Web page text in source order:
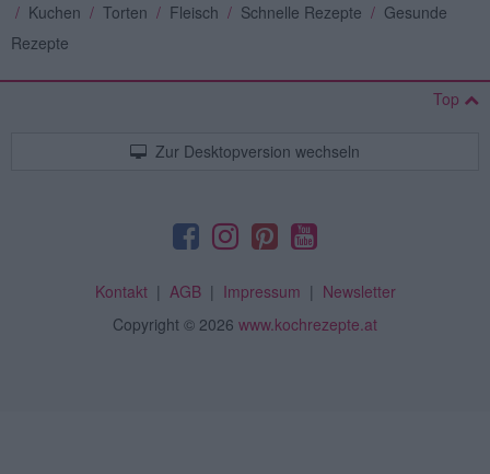
/ Kuchen / Torten / Fleisch / Schnelle Rezepte / Gesunde
Rezepte
Top
Zur Desktopversion wechseln
Kontakt| AGB| Impressum | Newsletter
Copyright © 2026 www.kochrezepte.at